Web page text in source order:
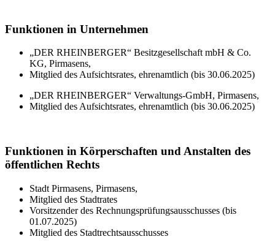
Funktionen in Unternehmen
„DER RHEINBERGER“ Besitzgesellschaft mbH & Co.
KG, Pirmasens,
Mitglied des Aufsichtsrates, ehrenamtlich (bis 30.06.2025)
„DER RHEINBERGER“ Verwaltungs-GmbH, Pirmasens,
Mitglied des Aufsichtsrates, ehrenamtlich (bis 30.06.2025)
Funktionen in Körperschaften und Anstalten des
öffentlichen Rechts
Stadt Pirmasens, Pirmasens,
Mitglied des Stadtrates
Vorsitzender des Rechnungsprüfungsausschusses (bis
01.07.2025)
Mitglied des Stadtrechtsausschusses